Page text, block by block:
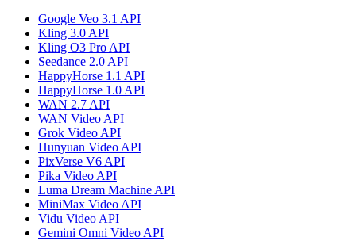
Google Veo 3.1 API
Kling 3.0 API
Kling O3 Pro API
Seedance 2.0 API
HappyHorse 1.1 API
HappyHorse 1.0 API
WAN 2.7 API
WAN Video API
Grok Video API
Hunyuan Video API
PixVerse V6 API
Pika Video API
Luma Dream Machine API
MiniMax Video API
Vidu Video API
Gemini Omni Video API